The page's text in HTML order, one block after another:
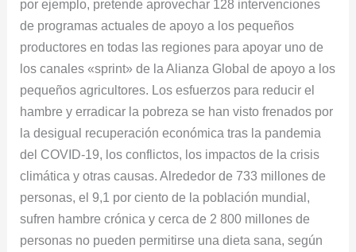
por ejemplo, pretende aprovechar 128 intervenciones
de programas actuales de apoyo a los pequeños
productores en todas las regiones para apoyar uno de
los canales «sprint» de la Alianza Global de apoyo a los
pequeños agricultores. Los esfuerzos para reducir el
hambre y erradicar la pobreza se han visto frenados por
la desigual recuperación económica tras la pandemia
del COVID-19, los conflictos, los impactos de la crisis
climática y otras causas. Alrededor de 733 millones de
personas, el 9,1 por ciento de la población mundial,
sufren hambre crónica y cerca de 2 800 millones de
personas no pueden permitirse una dieta sana, según